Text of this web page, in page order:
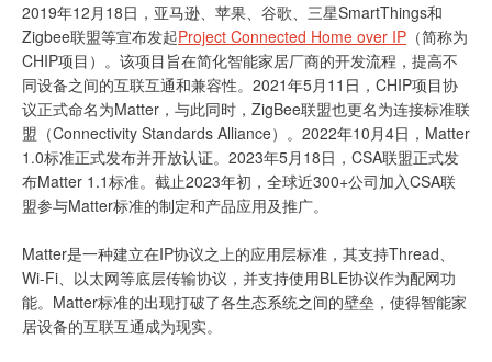
2019年12月18日，亚马逊、苹果、谷歌、三星SmartThings和
Zigbee联盟等宣布发起Project Connected Home over IP （简称为
CHIP项目）。该项目旨在简化智能家居厂商的开发流程，提高不
同设备之间的互联互通和兼容性。2021年5月11日，CHIP项目协
议正式命名为Matter，与此同时，ZigBee联盟也更名为连接标准联
盟（Connectivity Standards Alliance）。2022年10月4日，Matter
1.0标准正式发布并开放认证。2023年5月18日，CSA联盟正式发
布Matter 1.1标准。截止2023年初，全球近300+公司加入CSA联
盟参与Matter标准的制定和产品应用及推广。
Matter是一种建立在IP协议之上的应用层标准，其支持Thread、
Wi-Fi、以太网等底层传输协议，并支持使用BLE协议作为配网功
能。Matter标准的出现打破了各生态系统之间的壁垒，使得智能家
居设备的互联互通成为现实。